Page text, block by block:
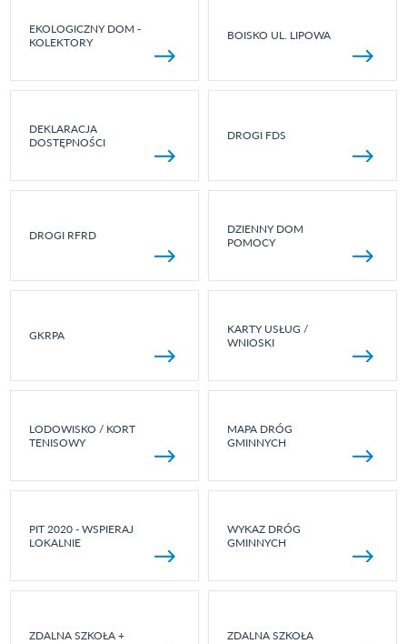
EKOLOGICZNY DOM -
KOLEKTORY
BOISKO UL. LIPOWA
DEKLARACJA
DOSTĘPNOŚCI
DROGI FDS
DROGI RFRD
DZIENNY DOM
POMOCY
GKRPA
KARTY USŁUG /
WNIOSKI
LODOWISKO / KORT
TENISOWY
MAPA DRÓG
GMINNYCH
PIT 2020 - WSPIERAJ
LOKALNIE
WYKAZ DRÓG
GMINNYCH
ZDALNA SZKOŁA + ZDALNA SZKOŁA